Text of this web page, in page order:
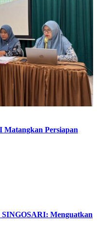
Persiapan
Menguatkan